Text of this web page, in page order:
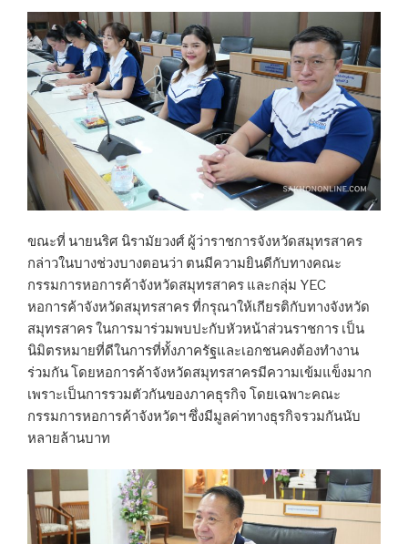
ขณะที่ นายนริศ นิรามัยวงศ์ ผู้ว่าราชการจังหวัดสมุทรสาคร
กล่าวในบางช่วงบางตอนว่า ตนมีความยินดีกับทางคณะ
กรรมการหอการค้าจังหวัดสมุทรสาคร และกลุ่ม YEC
หอการค้าจังหวัดสมุทรสาคร ที่กรุณาให้เกียรติกับทางจังหวัด
สมุทรสาคร ในการมาร่วมพบปะกับหัวหน้าส่วนราชการ เป็น
นิมิตรหมายที่ดีในการที่ทั้งภาครัฐและเอกชนคงต้องทำงาน
ร่วมกัน โดยหอการค้าจังหวัดสมุทรสาครมีความเข้มแข็งมาก
เพราะเป็นการรวมตัวกันของภาคธุรกิจ โดยเฉพาะคณะ
กรรมการหอการค้าจังหวัดฯ ซึ่งมีมูลค่าทางธุรกิจรวมกันนับ
หลายล้านบาท